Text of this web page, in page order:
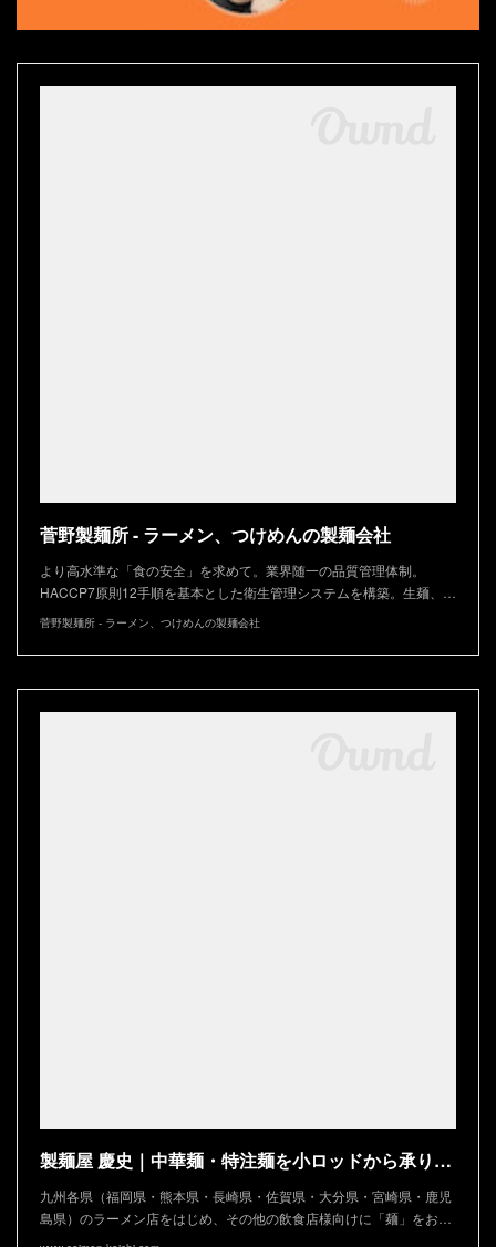
菅野製麺所 - ラーメン、つけめんの製麺会社
より高水準な「食の安全」を求めて。業界随一の品質管理体制。
HACCP7原則12手順を基本とした衛生管理システムを構築。生麺、…
菅野製麺所 - ラーメン、つけめんの製麺会社
製麺屋 慶史｜中華麺・特注麺を小ロッドから承ります
九州各県（福岡県・熊本県・長崎県・佐賀県・大分県・宮崎県・鹿児
島県）のラーメン店をはじめ、その他の飲食店様向けに「麺」をお…